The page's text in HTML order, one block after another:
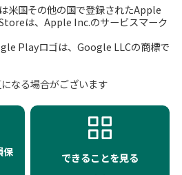
米国その他の国で登録されたApple
は、Apple Inc.のサービスマーク
Playロゴは、Google LLCの商標で
なる場合がございます
保
できることを見る